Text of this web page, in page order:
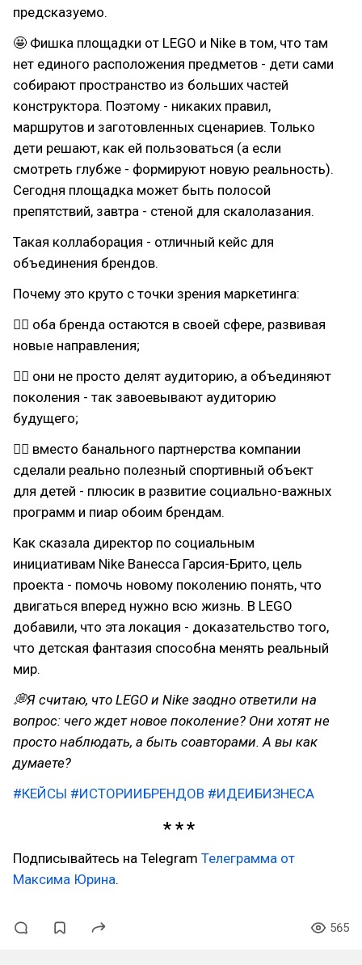
предсказуемо.
🤩 Фишка площадки от LEGO и Nike в том, что там
нет единого расположения предметов - дети сами
собирают пространство из больших частей
конструктора. Поэтому - никаких правил,
маршрутов и заготовленных сценариев. Только
дети решают, как ей пользоваться (а если
смотреть глубже - формируют новую реальность).
Сегодня площадка может быть полосой
препятствий, завтра - стеной для скалолазания.
Такая коллаборация - отличный кейс для
объединения брендов.
Почему это круто с точки зрения маркетинга:
👉🏻 оба бренда остаются в своей сфере, развивая
новые направления;
👉🏻 они не просто делят аудиторию, а объединяют
поколения - так завоевывают аудиторию
будущего;
👉🏻 вместо банального партнерства компании
сделали реально полезный спортивный объект
для детей - плюсик в развитие социально-важных
программ и пиар обоим брендам.
Как сказала директор по социальным
инициативам Nike Ванесса Гарсия-Брито, цель
проекта - помочь новому поколению понять, что
двигаться вперед нужно всю жизнь. В LEGO
добавили, что эта локация - доказательство того,
что детская фантазия способна менять реальный
мир.
💭Я считаю, что LEGO и Nike заодно ответили на
вопрос: чего ждет новое поколение? Они хотят не
просто наблюдать, а быть соавторами. А вы как
думаете?
#КЕЙСЫ #ИСТОРИИБРЕНДОВ #ИДЕИБИЗНЕСА
Подписывайтесь на Telegram Телеграмма от
Максима Юрина.
565